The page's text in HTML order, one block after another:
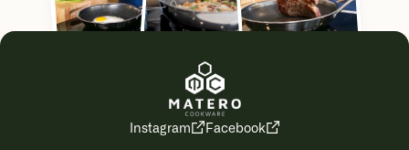
Instagram Facebook